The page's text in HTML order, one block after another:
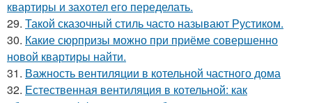
квартиры и захотел его переделать.
29. Такой сказочный стиль часто называют Рустиком.
30. Какие сюрпризы можно при приёме совершенно
новой квартиры найти.
31. Важность вентиляции в котельной частного дома
32. Естественная вентиляция в котельной: как